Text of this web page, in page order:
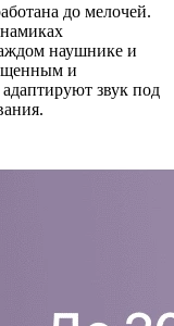
до мелочей.
наушнике и
и
звук под